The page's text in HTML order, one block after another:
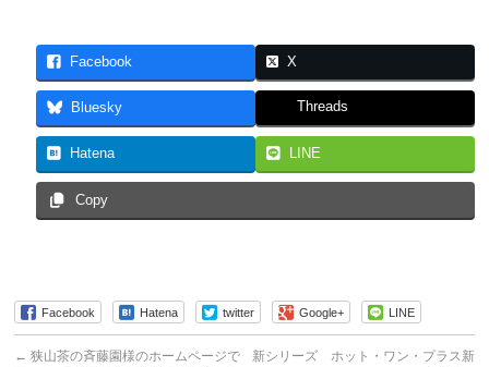
Facebook X
Bluesky Threads
Hatena LINE
Copy
Facebook Hatena twitter Google+ LINE
← 狭山茶の斉藤園様のホームページで
新シリーズ ホット・ワン・プラス新